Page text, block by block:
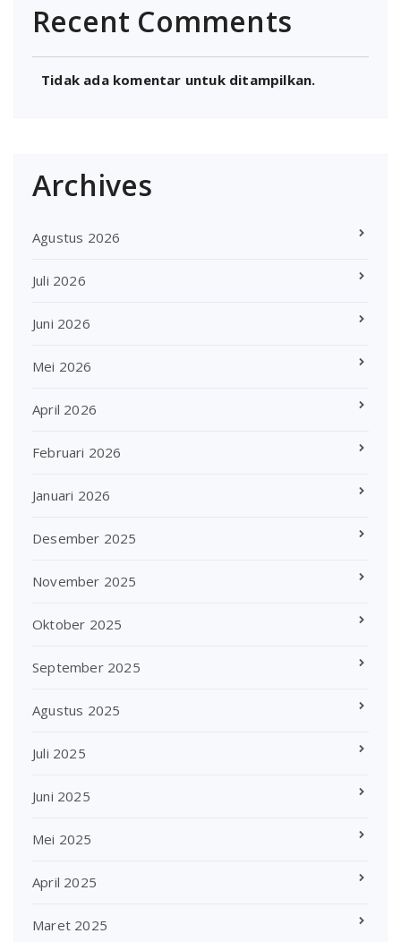
Recent Comments
Tidak ada komentar untuk ditampilkan.
Archives
Agustus 2026
Juli 2026
Juni 2026
Mei 2026
April 2026
Februari 2026
Januari 2026
Desember 2025
November 2025
Oktober 2025
September 2025
Agustus 2025
Juli 2025
Juni 2025
Mei 2025
April 2025
Maret 2025